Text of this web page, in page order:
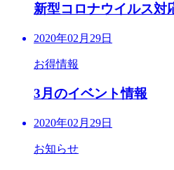
新型コロナウイルス対
2020年02月29日
お得情報
3月のイベント情報
2020年02月29日
お知らせ